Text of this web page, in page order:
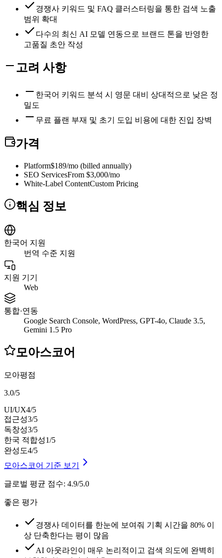
경쟁사 키워드 및 FAQ 클러스터링을 통한 검색 노출
범위 확대
다수의 최신 AI 모델 연동으로 브랜드 톤을 반영한
고품질 초안 작성
고려 사항
한국어 키워드 분석 시 영문 대비 상대적으로 낮은 정
밀도
무료 플랜 부재 및 초기 도입 비용에 대한 진입 장벽
가격
Platform$189/mo (billed annually)
SEO ServicesFrom $3,000/mo
White-Label ContentCustom Pricing
핵심 정보
한국어 지원
번역 수준 지원
지원 기기
Web
통합·연동
Google Search Console, WordPress, GPT-4o, Claude 3.5,
Gemini 1.5 Pro
모아스코어
모아평점
3.0/5
UI/UX4/5
접근성3/5
독창성3/5
한국 적합성1/5
완성도4/5
모아스코어 기준 보기
글로벌 평균 점수: 4.9/5.0
좋은 평가
경쟁사 데이터를 한눈에 보여줘 기획 시간을 80% 이
상 단축한다는 평이 많음
AI 아웃라인이 매우 논리적이고 검색 의도에 완벽히